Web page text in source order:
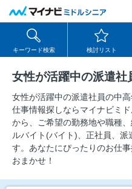
キーワード検索 検討リスト
女性が活躍中の派遣社
女性が活躍中の派遣社員の中
仕事情報探しならマイナビミ
から、ご希望の勤務地や職種
ルバイト(バイト)、正社員、派
す。あなたにぴったりのお仕
おまかせ！